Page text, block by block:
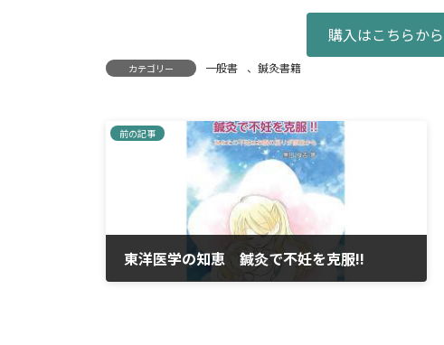
購入はこちらから
カテゴリー 一般書 、 鍼灸書籍
前の記事
東洋医学の知恵 鍼灸で不妊を克服!!